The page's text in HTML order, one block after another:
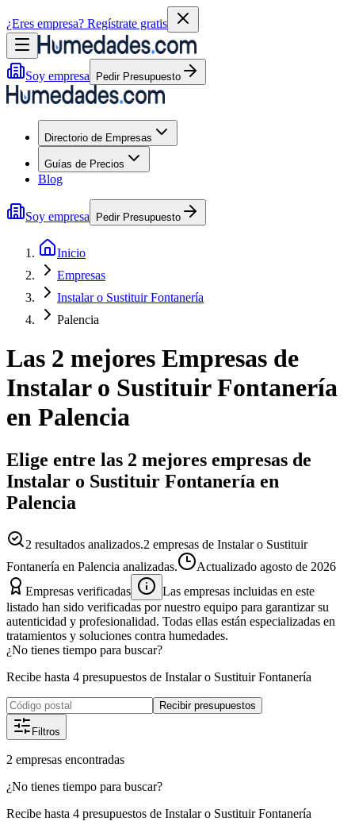
¿Eres empresa? Regístrate gratis
Soy empresa Pedir Presupuesto
Directorio de Empresas
Guías de Precios
Blog
Soy empresa Pedir Presupuesto
Inicio
Empresas
Instalar o Sustituir Fontanería
Palencia
Las 2 mejores Empresas de
Instalar o Sustituir Fontanería
en Palencia
Elige entre las 2 mejores empresas de
Instalar o Sustituir Fontanería en
Palencia
2 resultados analizados.2 empresas de Instalar o Sustituir
Fontanería en Palencia analizadas.
Actualizado agosto de 2026
Empresas verificadas
Las empresas incluidas en este
listado han sido verificadas por nuestro equipo para garantizar su
autenticidad y profesionalidad. Todas ellas están especializadas en
tratamientos y soluciones contra humedades.
¿No tienes tiempo para buscar?
Recibe hasta 4 presupuestos de Instalar o Sustituir Fontanería
Recibir presupuestos
Filtros
2 empresas encontradas
¿No tienes tiempo para buscar?
Recibe hasta 4 presupuestos de Instalar o Sustituir Fontanería